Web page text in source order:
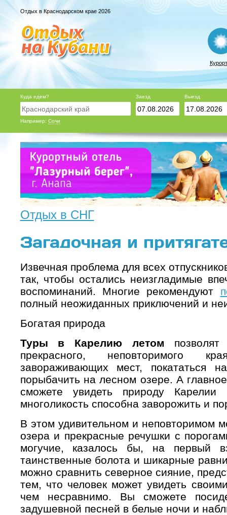
Отдых в Краснодарском крае 2026
Куда едем?
Например: Сочи
Заезд Выезд
Отдых в СНГ
Загадочная и
Извечная проблема для всех
так, чтобы остались неизгладимые
воспоминаний. Многие рекомендуют
полный неожиданных приключений и
Богатая природа
Туры в Карелию летом позволят
прекрасного, неповторимого
завораживающих мест,
порыбачить на лесном озере. А
сможете увидеть природу
многоликость способна заворожить и
В этом удивительном и неповторимом
озера и прекрасные речушки с
могучие, казалось бы, на первый
таинственные болота и шикарные
можно сравнить северное сияние,
тем, что человек может увидеть
чем несравнимо. Вы сможете
задушевной песней в белые ночи и